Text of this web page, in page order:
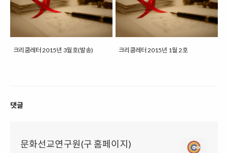
크리쿰레터 2015년 3월호(발송) 크리쿰레터 2015년 1월 2호
댓글
문화선교연구원(구 홈페이지)